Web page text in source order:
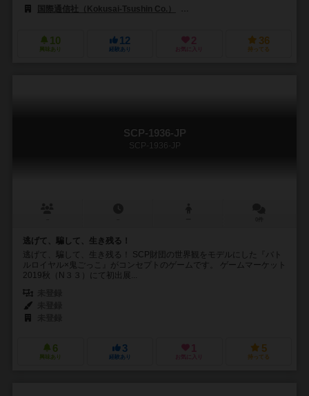
国際通信社（Kokusai-Tsushin Co.）
10
興味あり
12
経験あり
2
お気に入り
36
持ってる
SCP-1936-JP
SCP-1936-JP
逃げて、騙して、生き残る！
逃げて、騙して、生き残る！ SCP財団の世界観をモデルにした『バト
ルロイヤル×鬼ごっこ』がコンセプトのゲームです。 ゲームマーケット
2019秋（N３３）にて初出展...
6
興味あり
3
経験あり
1
お気に入り
5
持ってる